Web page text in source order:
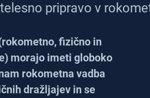
pripravo v
fizično in
morajo imeti globoko
rokometna vadba
dražljajev in se